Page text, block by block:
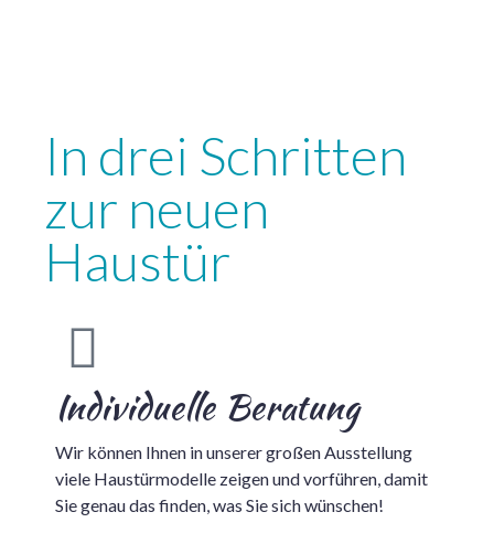
In drei Schritten
zur neuen
Haustür
Individuelle Beratung
Wir können Ihnen in unserer großen Ausstellung
viele Haustürmodelle zeigen und vorführen, damit
Sie genau das finden, was Sie sich wünschen!